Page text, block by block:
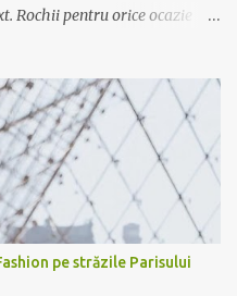
Rochii pentru orice ocazie
tine. De la rochiile lungi,
evenimente formale, la
plimbările în oraș sau ieșirile
toate gusturile și preferințele.
Mamad Fashion este creată
de calitate superioară ce
sofisticat și croiala
distinctiv al garderobei
pe străzile Parisului